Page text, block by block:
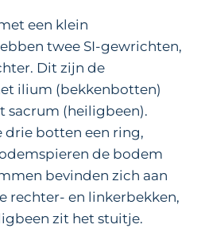
een klein
twee SI-gewrichten,
Dit zijn de
ilium (bekkenbotten)
sacrum (heiligbeen).
drie botten een ring,
de bodem
bevinden zich aan
rechter- en linkerbekken,
zit het stuitje.